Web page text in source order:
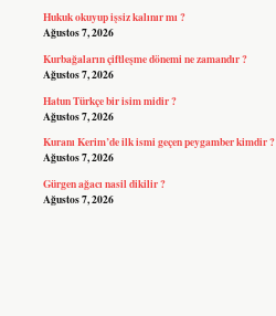
Hukuk okuyup işsiz kalınır mı ?
Ağustos 7, 2026
Kurbağaların çiftleşme dönemi ne zamandır ?
Ağustos 7, 2026
Hatun Türkçe bir isim midir ?
Ağustos 7, 2026
Kuranı Kerim’de ilk ismi geçen peygamber kimdir ?
Ağustos 7, 2026
Gürgen ağacı nasil dikilir ?
Ağustos 7, 2026